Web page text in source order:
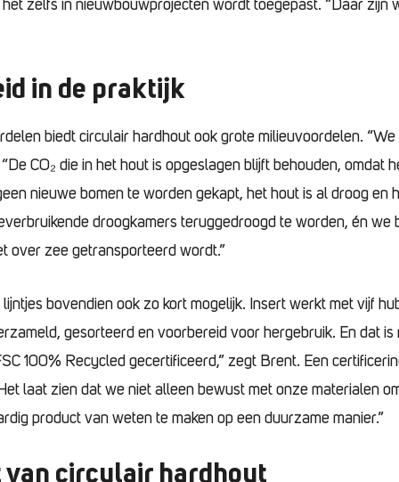
zelfs in nieuwbouwprojecten wordt toegepast. “Daar zijn
in de praktijk
biedt circulair hardhout ook grote milieuvoordelen. “We
CO₂ die in het hout is opgeslagen blijft behouden, omdat
nieuwe bomen te worden gekapt, het hout is al droog en
droogkamers teruggedroogd te worden, én we
over zee getransporteerd wordt.”
bovendien ook zo kort mogelijk. Insert werkt met vijf
gesorteerd en voorbereid voor hergebruik. En dat is
100% Recycled gecertificeerd,” zegt Brent. Een
laat zien dat we niet alleen bewust met onze materialen
product van weten te maken op een duurzame manier.”
van circulair hardhout